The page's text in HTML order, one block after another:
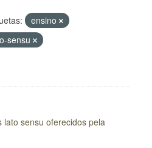
ensino
sensu
lato sensu oferecidos pela